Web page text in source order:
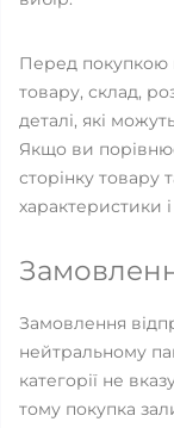
Перед покупкою
товару, склад,
деталі, які
Якщо ви
сторінку товару
характеристики і
Замовлення
нейтральному
категорії не
тому покупка